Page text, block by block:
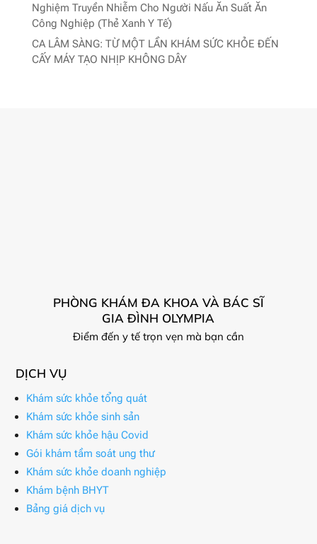
Nghiệm Truyền Nhiễm Cho Người Nấu Ăn Suất Ăn
Công Nghiệp (Thẻ Xanh Y Tế)
CA LÂM SÀNG: TỪ MỘT LẦN KHÁM SỨC KHỎE ĐẾN
CẤY MÁY TẠO NHỊP KHÔNG DÂY
PHÒNG KHÁM ĐA KHOA VÀ BÁC SĨ
GIA ĐÌNH OLYMPIA
Điểm đến y tế trọn vẹn mà bạn cần
DỊCH VỤ
Khám sức khỏe tổng quát
Khám sức khỏe sinh sản
Khám sức khỏe hậu Covid
Gói khám tầm soát ung thư
Khám sức khỏe doanh nghiệp
Khám bệnh BHYT
Bảng giá dịch vụ